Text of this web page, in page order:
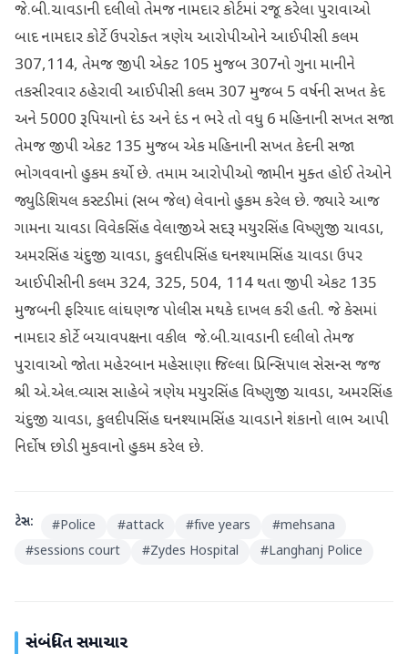
જે.બી.ચાવડાની દલીલો તેમજ નામદાર કોર્ટમાં રજૂ કરેલા પુરાવાઓ
બાદ નામદાર કોર્ટે ઉપરોક્ત ત્રણેય આરોપીઓને આઈપીસી કલમ
307,114, તેમજ જીપી એક્ટ 105 મુજબ 307નો ગુના માનીને
તકસીરવાર ઠહેરાવી આઈપીસી કલમ 307 મુજબ 5 વર્ષની સખત કેદ
અને 5000 રૂપિયાનો દંડ અને દંડ ન ભરે તો વધુ 6 મહિનાની સખત સજા
તેમજ જીપી એકટ 135 મુજબ એક મહિનાની સખત કેદની સજા
ભોગવવાનો હુકમ કર્યો છે. તમામ આરોપીઓ જામીન મુક્ત હોઈ તેઓને
જ્યુડિશિયલ કસ્ટડીમાં (સબ જેલ) લેવાનો હુકમ કરેલ છે. જ્યારે આજ
ગામના ચાવડા વિવેકસિંહ વેલાજીએ સદરૂ મયુરસિંહ વિષ્ણુજી ચાવડા,
અમરસિંહ ચંદુજી ચાવડા, કુલદીપસિંહ ઘનશ્યામસિંહ ચાવડા ઉપર
આઈપીસીની કલમ 324, 325, 504, 114 થતા જીપી એકટ 135
મુજબની ફરિયાદ લાંઘણજ પોલીસ મથકે દાખલ કરી હતી. જે કેસમાં
નામદાર કોર્ટે બચાવપક્ષના વકીલ જે.બી.ચાવડાની દલીલો તેમજ
પુરાવાઓ જોતા મહેરબાન મહેસાણા જિલ્લા પ્રિન્સિપાલ સેસન્સ જજ
શ્રી એ.એલ.વ્યાસ સાહેબે ત્રણેય મયુરસિંહ વિષ્ણુજી ચાવડા, અમરસિંહ
ચંદુજી ચાવડા, કુલદીપસિંહ ઘનશ્યામસિંહ ચાવડાને શંકાનો લાભ આપી
નિર્દોષ છોડી મુકવાનો હુકમ કરેલ છે.
ટેગ્સ: #Police #attack #five years #mehsana
#sessions court #Zydes Hospital #Langhanj Police
સંબંધિત સમાચાર